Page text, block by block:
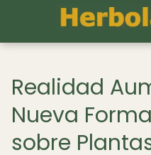
Realidad
Nueva
sobre